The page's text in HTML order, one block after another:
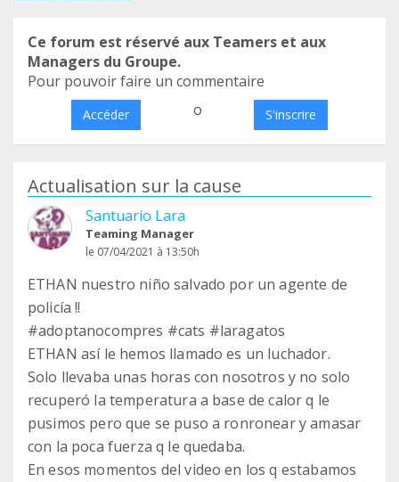
Ce forum est réservé aux Teamers et aux
Managers du Groupe.
Pour pouvoir faire un commentaire
Accéder o S'inscrire
Actualisation sur la cause
Santuario Lara
Teaming Manager
le 07/04/2021 à 13:50h
ETHAN nuestro niño salvado por un agente de
policía !!
#adoptanocompres #cats #laragatos
ETHAN así le hemos llamado es un luchador.
Solo llevaba unas horas con nosotros y no solo
recuperó la temperatura a base de calor q le
pusimos pero que se puso a ronronear y amasar
con la poca fuerza q le quedaba.
En esos momentos del video en los q estabamos